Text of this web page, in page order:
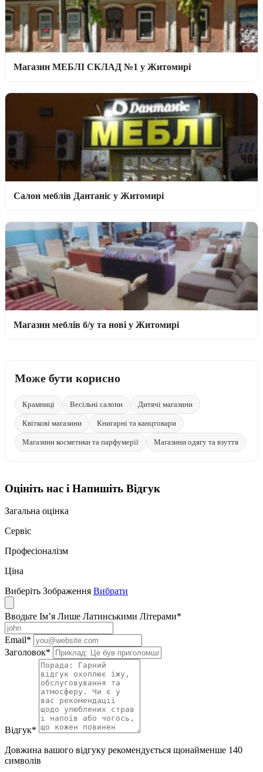
Магазин МЕБЛІ СКЛАД №1 у Житомирі
Салон меблів Дантаніс у Житомирі
Магазин меблів б/у та нові у Житомирі
Може бути корисно
Крамниці Весільні салони Дитячі магазини
Квіткові магазини Книгарні та канцтовари
Магазини косметики та парфумерії Магазини одягу та взуття
Оцініть нас і Напишіть Відгук
Загальна оцінка
Сервіс
Професіоналізм
Ціна
Виберіть Зображення Вибрати
Вводьте Ім’я Лише Латинськими Літерами*
Email*
Заголовок*
Відгук*
Довжина вашого відгуку рекомендується щонайменше 140
символів